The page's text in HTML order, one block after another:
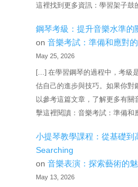
這裡找到更多資訊：學習架子
鋼琴考級：提升音樂水準
on 音樂考試：準備和應對
May 25, 2026
[…] 在學習鋼琴的過程中，考級
估自己的進步與技巧。如果你對
以參考這篇文章，了解更多有
擊這裡閱讀：音樂考試：準備
小提琴教學課程：從基礎
Searching
on 音樂表演：探索藝術的
May 13, 2026